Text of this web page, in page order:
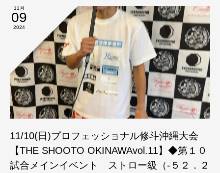
11月
09
2024
11/10(日)プロフェッショナル修斗沖縄大会
【THE SHOOTO OKINAWAvol.11】◆第１０
試合メインイベント ストロー級（-５２．２